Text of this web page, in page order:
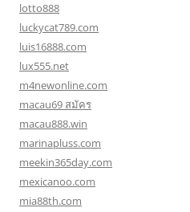
lotto888
luckycat789.com
luis16888.com
lux555.net
m4newonline.com
macau69 สมัคร
macau888.win
marinapluss.com
meekin365day.com
mexicanoo.com
mia88th.com